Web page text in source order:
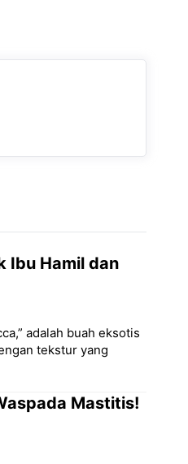
Ibu Hamil dan
adalah buah eksotis
tekstur yang
Mastitis!